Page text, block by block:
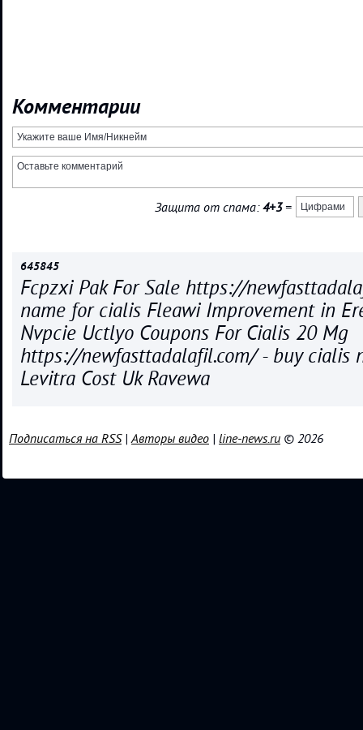
Комментарии
Защита от спама:4+3=
645845
Fcpzxi Pak For Sale https://
name for cialis Fleawi Improvement in
Nvpcie Uctlyo Coupons For Cialis 20 Mg
https://newfasttadalafil.com/ - buy cialis
Levitra Cost Uk Ravewa
Подписаться на RSS|Авторы видео | line-news.ru © 2026